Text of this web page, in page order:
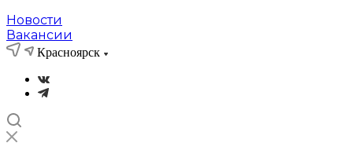
Новости
Вакансии
Красноярск